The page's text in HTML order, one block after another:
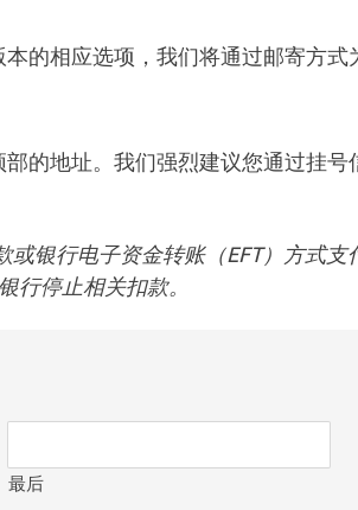
的相应选项，我们将通过邮寄方式
的地址。我们强烈建议您通过挂号
银行电子资金转账（EFT）方式支
行停止相关扣款。
最后